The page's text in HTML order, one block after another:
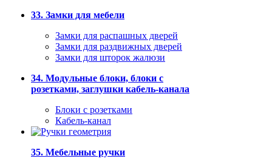
33. Замки для мебели
Замки для распашных дверей
Замки для раздвижных дверей
Замки для шторок жалюзи
34. Модульные блоки, блоки с
розетками, заглушки кабель-канала
Блоки с розетками
Кабель-канал
35. Мебельные ручки